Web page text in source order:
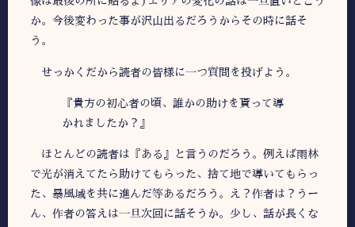
か。今後変わった事が沢山出るだろうからその時に話そ
う。
せっかくだから読者の皆様に一つ質問を投げよう。
『貴方の初心者の頃、誰かの助けを貰って導
かれましたか？』
ほとんどの読者は『ある』と言うのだろう。例えば雨林
で光が消えてたら助けてもらった、捨て地で導いてもらっ
た、暴風域を共に進んだ等あるだろう。え？作者は？うー
ん、作者の答えは一旦次回に話そうか。少し、話が長くな